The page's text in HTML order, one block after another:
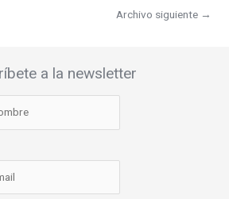
Archivo siguiente →
a la newsletter